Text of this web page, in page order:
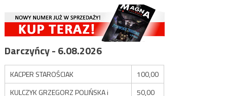
Darczyńcy - 6.08.2026
KACPER STAROŚCIAK
100,00
KULCZYK GRZEGORZ POLIŃSKA i
50,00